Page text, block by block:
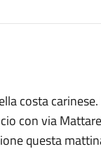
costa
con via
questa